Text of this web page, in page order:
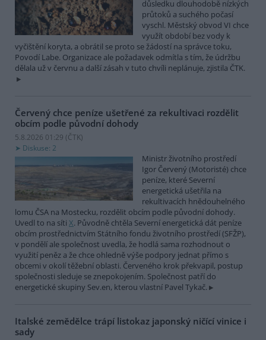
důsledku dlouhodobě nízkých
průtoků a suchého počasí
vyschl. Městský obvod VI chce
využít období bez vody k
vyčištění koryta, a obrátil se proto se žádostí na správce toku,
Povodí Labe. Organizace ale požadavek odmítla s tím, že údržbu
dělala už v červnu a další zásah v tuto chvíli neplánuje, zjistila ČTK.
Červený chce peníze ušetřené za rekultivaci rozdělit
obcím podle původní dohody
5.8.2026 01:29 (ČTK)
Diskuse: 2
Ministr životního prostředí
Igor Červený (Motoristé) chce
peníze, které Severní
energetická ušetřila na
rekultivacích hnědouhelného
lomu ČSA na Mostecku, rozdělit obcím podle původní dohody.
Uvedl to na síti X. Původně chtěla Severní energetická dát peníze
obcím prostřednictvím Státního fondu životního prostředí (SFŽP),
v pondělí ale společnost uvedla, že hodlá sama rozhodnout o
využití peněz a že chce ohledně výše podpory jednat přímo s
obcemi v okolí těžební oblasti. Červeného krok překvapil, postup
společnosti sleduje se znepokojením. Společnost patří do
energetické skupiny Sev.en, kterou vlastní Pavel Tykač.
Italské zemědělce trápí listokaz japonský ničící vinice i
sady